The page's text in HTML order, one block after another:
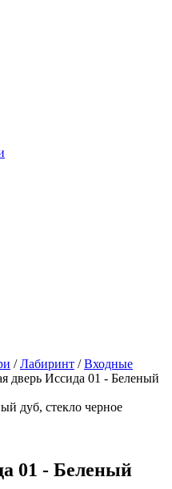
/Лабиринт /Входные
дверь Иссида 01 - Беленый
дуб, стекло черное
01 - Беленый